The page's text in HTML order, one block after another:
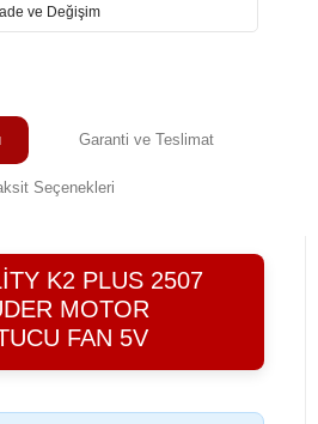
İade ve Değişim
Garanti ve Teslimat
Seçenekleri
K2 PLUS 2507
MOTOR
FAN 5V